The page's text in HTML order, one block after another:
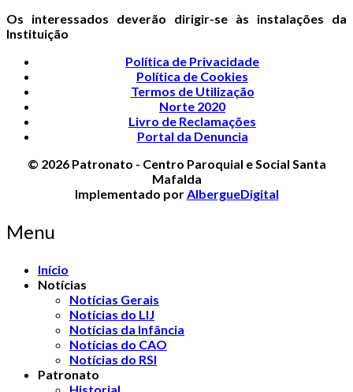
Os interessados deverão dirigir-se às instalações da
Instituição
Política de Privacidade
Política de Cookies
Termos de Utilização
Norte 2020
Livro de Reclamações
Portal da Denuncia
© 2026 Patronato - Centro Paroquial e Social Santa
Mafalda
Implementado porAlbergueDigital
Menu
Início
Notícias
Notícias Gerais
Notícias do LIJ
Notícias da Infância
Notícias do CAO
Notícias do RSI
Patronato